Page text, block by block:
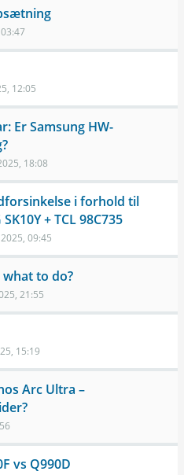
12:05
Er Samsung HW-
18:08
i forhold til
+ TCL 98C735
09:45
to do?
21:55
15:19
Arc Ultra –
vs Q990D